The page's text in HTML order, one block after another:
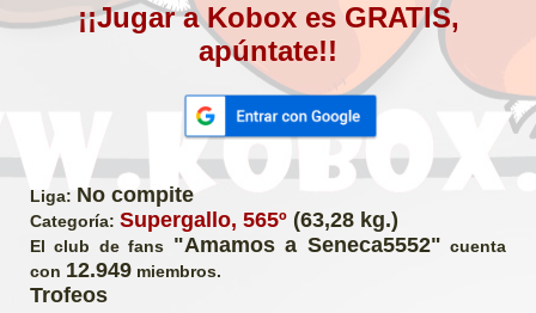
¡¡Jugar a Kobox es GRATIS,
apúntate!!
Liga: No compite
Categoría: Supergallo, 565º (63,28 kg.)
El club de fans "Amamos a Seneca5552" cuenta
con 12.949 miembros.
Trofeos